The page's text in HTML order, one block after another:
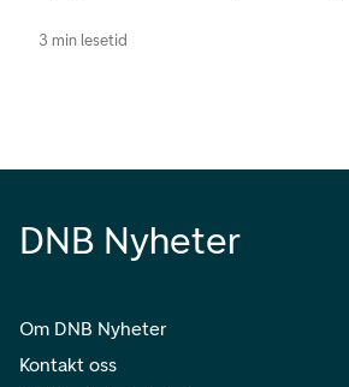
3 min lesetid
DNB Nyheter
Om DNB Nyheter
Kontakt oss